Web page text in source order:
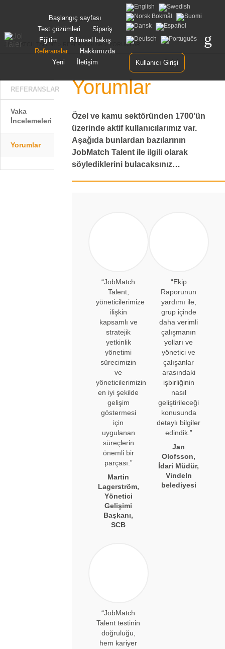
Skip
to
content
Başlangıç sayfası
Test çözümleri
Sipariş
Eğitim
Bilimsel bakış
Referanslar
Hakkımızda
Yeni
İletişim Kullanıcı Girişi
JOBMATCH TALENT> REFERANSLAR>YORUMLAR
Yorumlar
Özel ve kamu sektöründen 1700’ün
üzerinde aktif kullanıcılarımız var.
Aşağıda bunlardan bazılarının
JobMatch Talent ile ilgili olarak
söylediklerini bulacaksınız…
“JobMatch
Talent,
yöneticilerimize
ilişkin
kapsamlı ve
stratejik
yetkinlik
yönetimi
sürecimizin
ve
yöneticilerimizin
en iyi şekilde
gelişim
göstermesi
için
uygulanan
süreçlerin
önemli bir
parçası.”
Martin
Lagerström,
Yönetici
Gelişimi
Başkanı,
SCB
“Ekip
Raporunun
yardımı ile,
grup içinde
daha verimli
çalışmanın
yolları ve
yönetici ve
çalışanlar
arasındaki
işbirliğinin
nasıl
geliştirileceği
konusunda
detaylı bilgiler
edindik.”
Jan
Olofsson,
İdari Müdür,
Vindeln
belediyesi
“JobMatch
Talent testinin
doğruluğu,
hem kariyer
REFERANSLAR
Vaka
İncelemeleri
Yorumlar